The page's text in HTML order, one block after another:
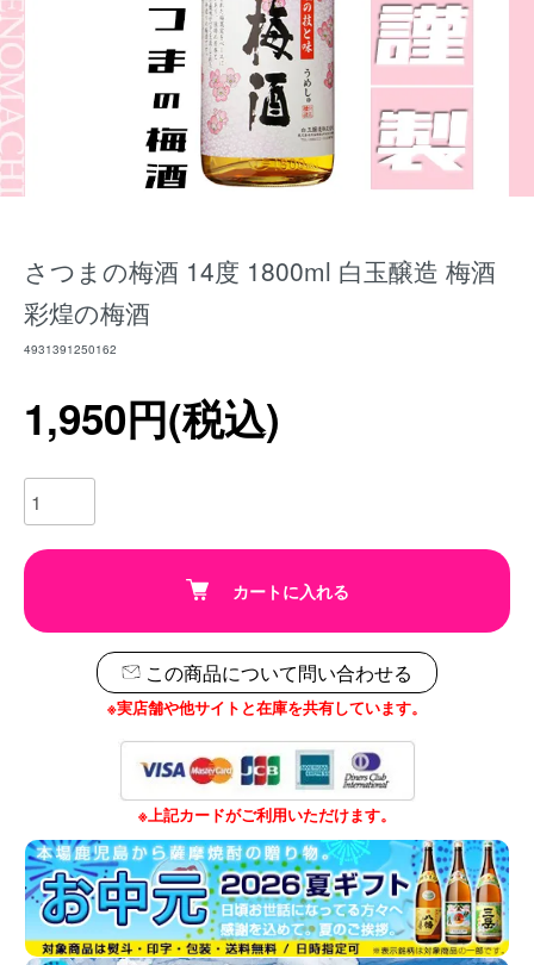
さつまの梅酒 14度 1800ml 白玉醸造 梅酒
彩煌の梅酒
4931391250162
1,950円(税込)
カートに入れる
この商品について問い合わせる
※実店舗や他サイトと在庫を共有しています。
※上記カードがご利用いただけます。